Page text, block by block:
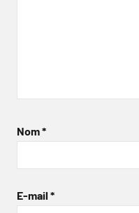
Nom*
E-mail *